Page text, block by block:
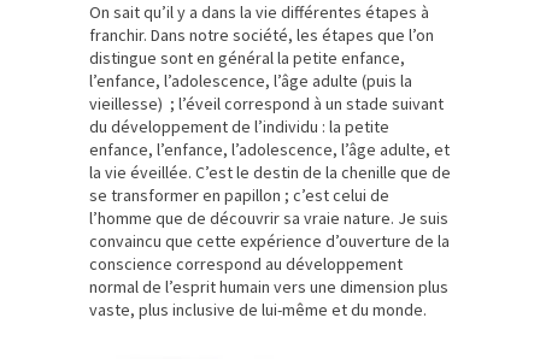
On sait qu’il y a dans la vie différentes étapes à
franchir. Dans notre société, les étapes que l’on
distingue sont en général la petite enfance,
l’enfance, l’adolescence, l’âge adulte (puis la
vieillesse) ; l’éveil correspond à un stade suivant
du développement de l’individu : la petite
enfance, l’enfance, l’adolescence, l’âge adulte, et
la vie éveillée. C’est le destin de la chenille que de
se transformer en papillon ; c’est celui de
l’homme que de découvrir sa vraie nature. Je suis
convaincu que cette expérience d’ouverture de la
conscience correspond au développement
normal de l’esprit humain vers une dimension plus
vaste, plus inclusive de lui-même et du monde.